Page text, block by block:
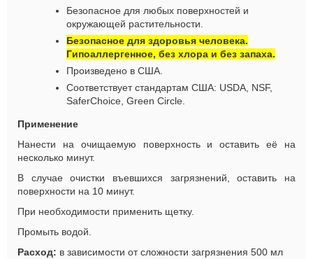
Безопасное для любых поверхностей и
окружающей растительности.
Безопасное для здоровья человека.
Гипоаллергенное, без хлора и без запаха.
Произведено в США.
Соответствует стандартам США: USDA, NSF,
SaferChoice, Green Circle.
Применение
Нанести на очищаемую поверхность и оставить её на
несколько минут.
В случае очистки въевшихся загрязнений, оставить на
поверхности на 10 минут.
При необходимости применить щетку.
Промыть водой.
Расход: в зависимости от сложности загрязнения 500 мл